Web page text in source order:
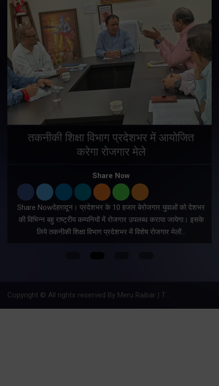
तकनीकी शिक्षा विभाग प्रदेशभर में आयोजित
करेगा रोजगार मेले
Share Now
Share Nowदेहरादून। प्रदेशभर के 10 हजार बेरोजगार युवाओं को देशभर
की विभिन्न बहु राष्ट्रीय कम्पनियों में रोजगार उपलब्ध कराया जायेगा। इसके
लिये तकनीकी शिक्षा विभाग प्रदेशभर में विशेष रोजगार मेलों…
Copyright © All rights reserved By Meru Raibar | Theme by